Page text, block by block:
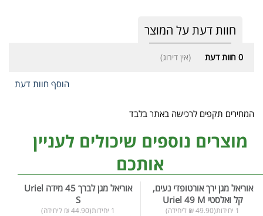
חוות דעת על המוצר
0 חוות דעת (אין דירוג)
הוסף חוות דעת
המחירים תקפים לרכישה באתר בלבד
מוצרים נוספים שיכולים לעניין
אותכם
אוריאל מגן ירך אורטופדי נעים,
קל ואלסטי Uriel 49 M
1 יחידות(49.90 ₪ ליחידה)
אוריאל מגן לברך 45 מידה Uriel
S
1 יחידות(44.90 ₪ ליחידה)